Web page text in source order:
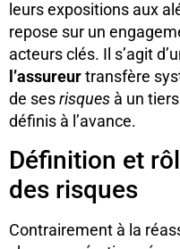
leurs expositions aux
repose sur un
acteurs clés. Il s’agit
l’assureurtransfère
de sesrisques à un
définis à l’avance.
Définition et
des risques
Contrairement à la